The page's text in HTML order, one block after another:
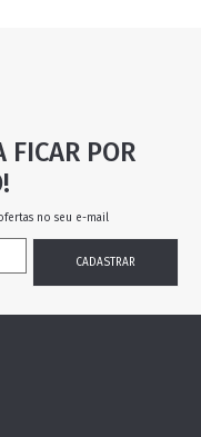
FICAR POR
no seu e-mail